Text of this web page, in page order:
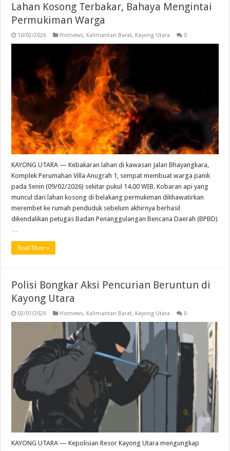
Lahan Kosong Terbakar, Bahaya Mengintai
Permukiman Warga
10/02/2026 Hotnews, Kalimantan Barat, Kayong Utara 0
KAYONG UTARA — Kebakaran lahan di kawasan Jalan Bhayangkara,
Komplek Perumahan Villa Anugrah 1, sempat membuat warga panik
pada Senin (09/02/2026) sekitar pukul 14.00 WIB. Kobaran api yang
muncul dari lahan kosong di belakang permukiman dikhawatirkan
merembet ke rumah penduduk sebelum akhirnya berhasil
dikendalikan petugas Badan Penanggulangan Bencana Daerah (BPBD)
Read More »
Polisi Bongkar Aksi Pencurian Beruntun di
Kayong Utara
02/01/2026 Hotnews, Kalimantan Barat, Kayong Utara 0
KAYONG UTARA — Kepolisian Resor Kayong Utara mengungkap